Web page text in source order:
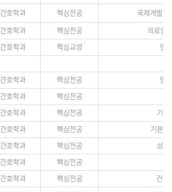
간호학과 핵심전공
국제개발협
간호학과 핵심전공
의료인
간호학과 핵심교양 인
간호학과 핵심전공
임
간호학과 핵심전공
간호학과 핵심전공
기
간호학과 핵심전공
기본
간호학과 핵심전공
성
간호학과 핵심전공
간호학과 핵심전공
건강